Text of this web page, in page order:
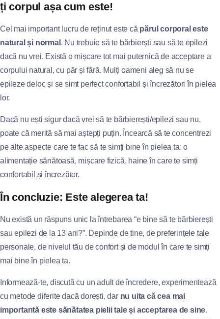
ți corpul așa cum este!
Cel mai important lucru de reținut este că părul corporal este
natural și normal . Nu trebuie să te bărbierști sau să te epilezi
dacă nu vrei. Există o mișcare tot mai puternică de acceptare a
corpului natural, cu păr și fără. Mulți oameni aleg să nu se
epileze deloc și se simt perfect confortabil și încrezători în pielea
lor.
Dacă nu ești sigur dacă vrei să te bărbierești/epilezi sau nu,
poate că merită să mai aștepți puțin. Încearcă să te concentrezi
pe alte aspecte care te fac să te simți bine în pielea ta: o
alimentație sănătoasă, mișcare fizică, haine în care te simți
confortabil și încrezător.
În concluzie: Este alegerea ta!
Nu există un răspuns unic la întrebarea “e bine să te bărbierești
sau epilezi de la 13 ani?”. Depinde de tine, de preferințele tale
personale, de nivelul tău de confort și de modul în care te simți
mai bine în pielea ta.
Informează-te, discută cu un adult de încredere, experimentează
cu metode diferite dacă dorești, dar nu uita că cea mai
importantă este sănătatea pielii tale și acceptarea de sine.